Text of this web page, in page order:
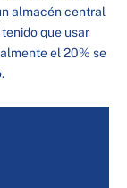
almacén central
que usar
el 20% se